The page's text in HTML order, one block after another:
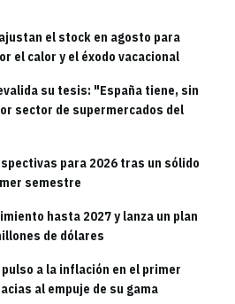
el stock en agosto para
el calor y el éxodo vacacional
su tesis: "España tiene, sin
sector de supermercados del
para 2026 tras un sólido
semestre
hasta 2027 y lanza un plan
de dólares
a la inflación en el primer
al empuje de su gama